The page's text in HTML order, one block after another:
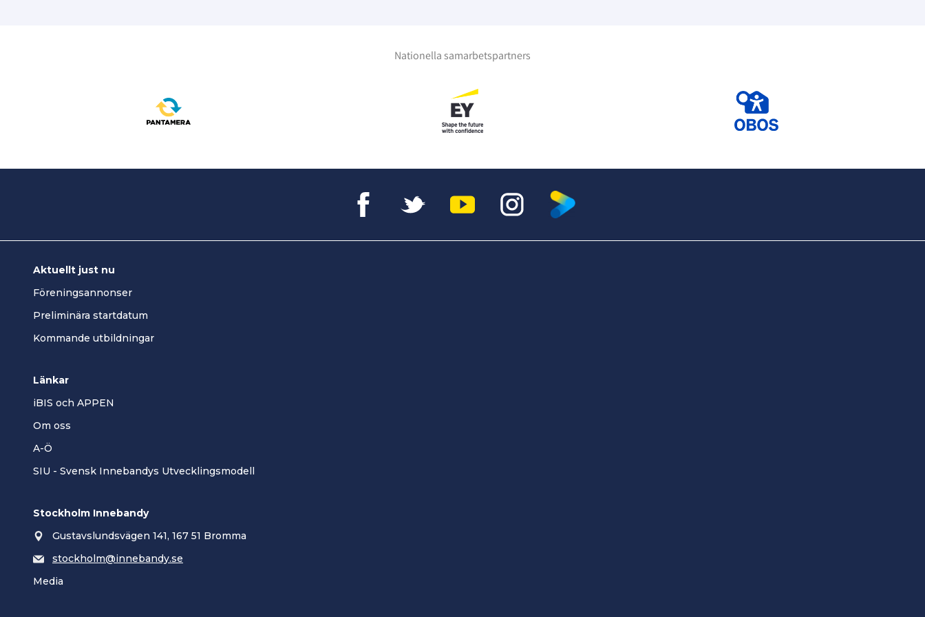
Nationella samarbetspartners
Aktuellt just nu
Föreningsannonser
Preliminära startdatum
Kommande utbildningar
Länkar
iBIS och APPEN
Om oss
A-Ö
SIU - Svensk Innebandys Utvecklingsmodell
Stockholm Innebandy
Gustavslundsvägen 141, 167 51 Bromma
stockholm@innebandy.se
Media